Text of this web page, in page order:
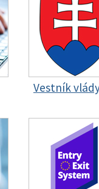
Vestník